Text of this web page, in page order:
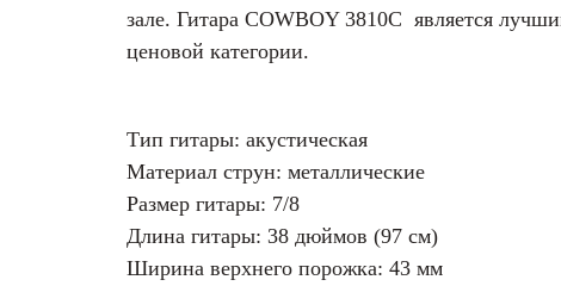
зале. Гитара COWBOY 3810C является
ценовой категории.
Тип гитары: акустическая
Материал струн: металлические
Размер гитары: 7/8
Длина гитары: 38 дюймов (97 см)
Ширина верхнего порожка: 43 мм